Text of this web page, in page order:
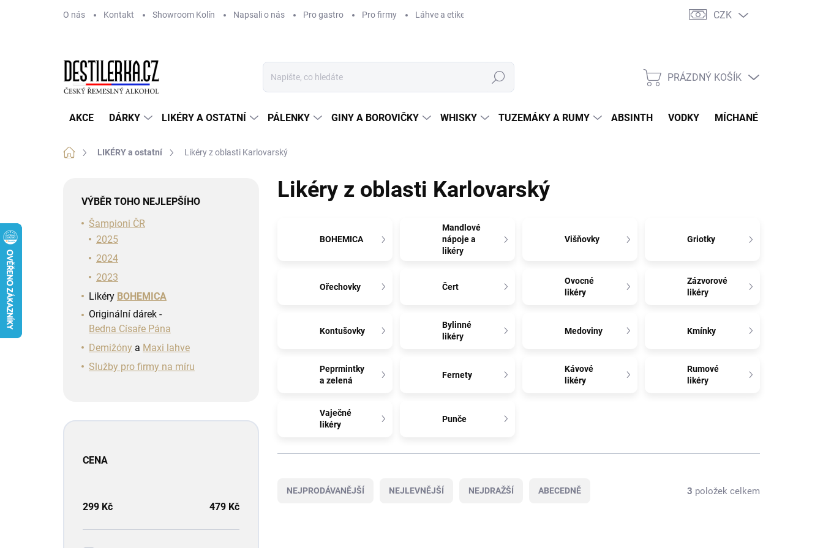
O nás Kontakt Showroom Kolín Napsali o nás Pro gastro Pro firmy Láhve a etikety na míru Doprava Jak balíme zásilky
CZK
Hledat
NÁKUPNÍ
PRÁZDNÝ KOŠÍK
AKCE DÁRKY LIKÉRY A OSTATNÍ PÁLENKY GINY A BOROVIČKY WHISKY TUZEMÁKY A RUMY ABSINTH VODKY MÍCHANÉ DRINKY
Domů LIKÉRY a ostatní Likéry z oblasti Karlovarský
VÝBĚR TOHO NEJLEPŠÍHO
Šampioni ČR
2025
2024
2023
Likéry BOHEMICA
Originální dárek -
Bedna Císaře Pána
Demižóny a Maxi lahve
Služby pro firmy na míru
CENA
299 Kč 479 Kč
Likéry z oblasti Karlovarský
BOHEMICA
Mandlové
nápoje a
likéry
Višňovky Griotky
Ořechovky Čert
Ovocné
likéry
Zázvorové
likéry
Kontušovky
Bylinné
likéry
Medoviny Kmínky
Peprmintky
a zelená
Fernety
Kávové
likéry
Rumové
likéry
Vaječné
likéry
Punče
NEJPRODÁVANĚJŠÍ NEJLEVNĚJŠÍ NEJDRAŽŠÍ ABECEDNĚ 3 položek celkem